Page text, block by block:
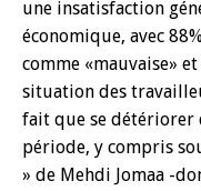
une insatisfaction
économique, avec
comme «mauvaise»
situation des
fait que se détériorer
période, y compris
» de Mehdi Jomaa -